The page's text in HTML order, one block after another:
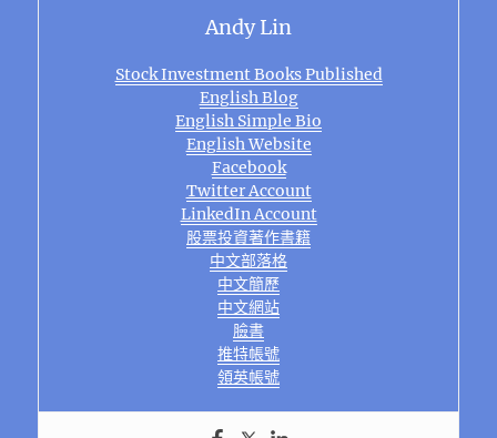
Andy Lin
Stock Investment Books Published
English Blog
English Simple Bio
English Website
Facebook
Twitter Account
LinkedIn Account
股票投資著作書籍
中文部落格
中文簡歷
中文網站
臉書
推特帳號
領英帳號